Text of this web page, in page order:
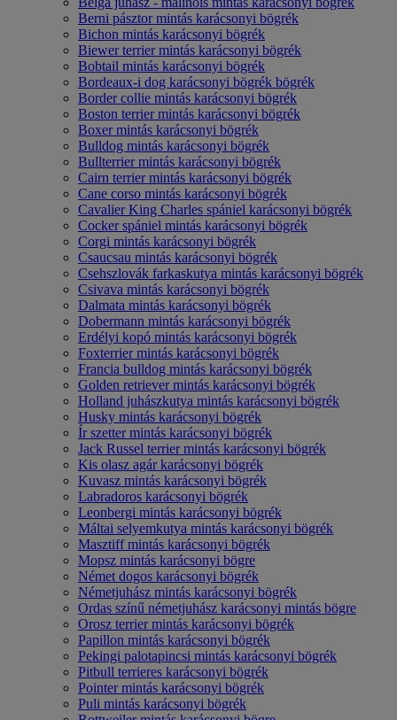
Berni pásztor mintás karácsonyi bögrék
Bichon mintás karácsonyi bögrék
Biewer terrier mintás karácsonyi bögrék
Bobtail mintás karácsonyi bögrék
Bordeaux-i dog karácsonyi bögrék bögrék
Border collie mintás karácsonyi bögrék
Boston terrier mintás karácsonyi bögrék
Boxer mintás karácsonyi bögrék
Bulldog mintás karácsonyi bögrék
Bullterrier mintás karácsonyi bögrék
Cairn terrier mintás karácsonyi bögrék
Cane corso mintás karácsonyi bögrék
Cavalier King Charles spániel karácsonyi bögrék
Cocker spániel mintás karácsonyi bögrék
Corgi mintás karácsonyi bögrék
Csaucsau mintás karácsonyi bögrék
Csehszlovák farkaskutya mintás karácsonyi bögrék
Csivava mintás karácsonyi bögrék
Dalmata mintás karácsonyi bögrék
Dobermann mintás karácsonyi bögrék
Erdélyi kopó mintás karácsonyi bögrék
Foxterrier mintás karácsonyi bögrék
Francia bulldog mintás karácsonyi bögrék
Golden retriever mintás karácsonyi bögrék
Holland juhászkutya mintás karácsonyi bögrék
Husky mintás karácsonyi bögrék
Ír szetter mintás karácsonyi bögrék
Jack Russel terrier mintás karácsonyi bögrék
Kis olasz agár karácsonyi bögrék
Kuvasz mintás karácsonyi bögrék
Labradoros karácsonyi bögrék
Leonbergi mintás karácsonyi bögrék
Máltai selyemkutya mintás karácsonyi bögrék
Masztiff mintás karácsonyi bögrék
Mopsz mintás karácsonyi bögre
Német dogos karácsonyi bögrék
Németjuhász mintás karácsonyi bögrék
Ordas színű németjuhász karácsonyi mintás bögre
Orosz terrier mintás karácsonyi bögrék
Papillon mintás karácsonyi bögrék
Pekingi palotapincsi mintás karácsonyi bögrék
Pitbull terrieres karácsonyi bögrék
Pointer mintás karácsonyi bögrék
Puli mintás karácsonyi bögrék